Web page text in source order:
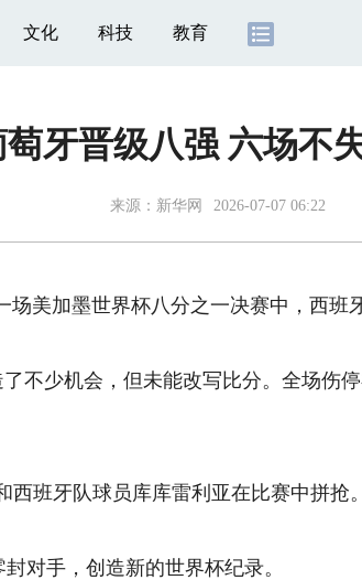
文化 科技 教育
牙晋级八强 六场不
来源： 新华网 2026-07-07 06:22
美加墨世界杯八分之一决赛中，西班
少机会，但未能改写比分。全场伤
班牙队球员库库雷利亚在比赛中拼抢
手，创造新的世界杯纪录。